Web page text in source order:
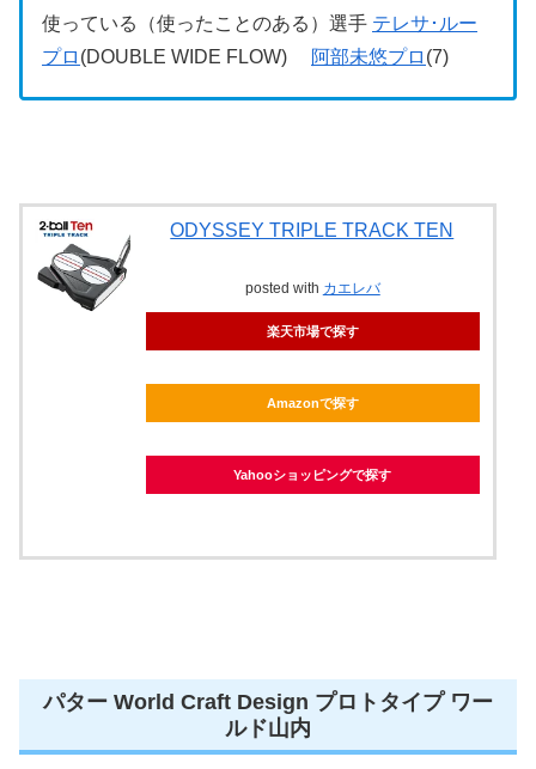
使っている（使ったことのある）選手 テレサ･ルー
プロ (DOUBLE WIDE FLOW) 阿部未悠プロ (7)
ODYSSEY TRIPLE TRACK TEN
posted with カエレバ
楽天市場で探す
Amazonで探す
Yahooショッピングで探す
パター World Craft Design プロトタイプ ワー
ルド山内